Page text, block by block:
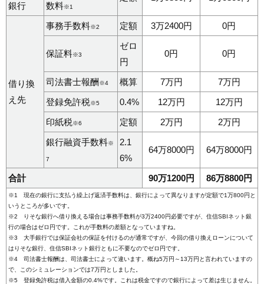
銀行
数料※1
借り換
え先
事務手数料※2 定額 3万2400円 0円
保証料※3
ゼロ
円
0円 0円
司法書士報酬 ※4 概算 7万円
7万円
登録免許税※5 0.4% 12万円
12万円
印紙税※6 定額 2万円
2万円
銀行融資手数料※
7
2.1
6%
64万8000円 64万8000円
合計 90万1200円 86万8800円
※1 現在の銀行に支払う繰上げ返済手数料は、銀行によって異なりますが定額で1万800円と
いうところが多いです。
※2 りそな銀行へ借り換える場合は事務手数料が3万2400円必要ですが、住信SBIネット銀
行の場合はゼロ円です。これが手数料の差額となっていますね。
※3 大手銀行では保証会社の保証を付けるのが通常ですが、今回の借り換えローンについて
はりそな銀行、住信SBIネット銀行ともに不要なのでゼロ円です。
※4 司法書士報酬は、司法書士によって違います。概ね5万円～13万円と言われていますの
で、このシミュレーションでは7万円としました。
※5 登録免許税は借入金額の0.4%です。これは税金ですので銀行によって差は生じません。